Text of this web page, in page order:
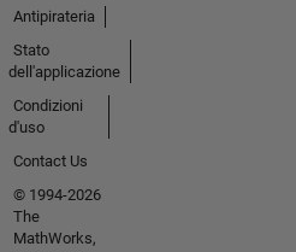
Antipirateria
Stato
dell'applicazione
Condizioni
d'uso
Contact Us
© 1994-2026
The
MathWorks,